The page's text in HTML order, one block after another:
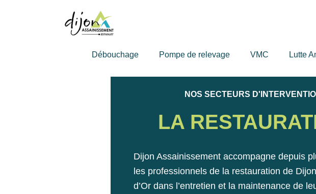
Débouchage Pompe de relevage VMC Lutte
NOS SECTEURS
LA
Dijon Assainissement accompagne depuis
les professionnels de la restauration de
d’Or dans l’entretien et la maintenance de